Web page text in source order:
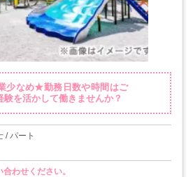
少なめ★勤務日数や時間はご
を活かして働きませんか？
/ パート
合わせください。